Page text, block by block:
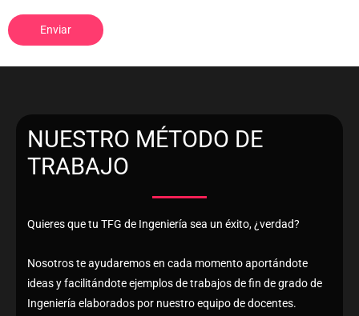
NUESTRO MÉTODO DE
TRABAJO
Quieres que tu TFG de Ingeniería sea un éxito, ¿verdad?
Nosotros te ayudaremos en cada momento aportándote
ideas y facilitándote ejemplos de trabajos de fin de grado de
Ingeniería elaborados por nuestro equipo de docentes.